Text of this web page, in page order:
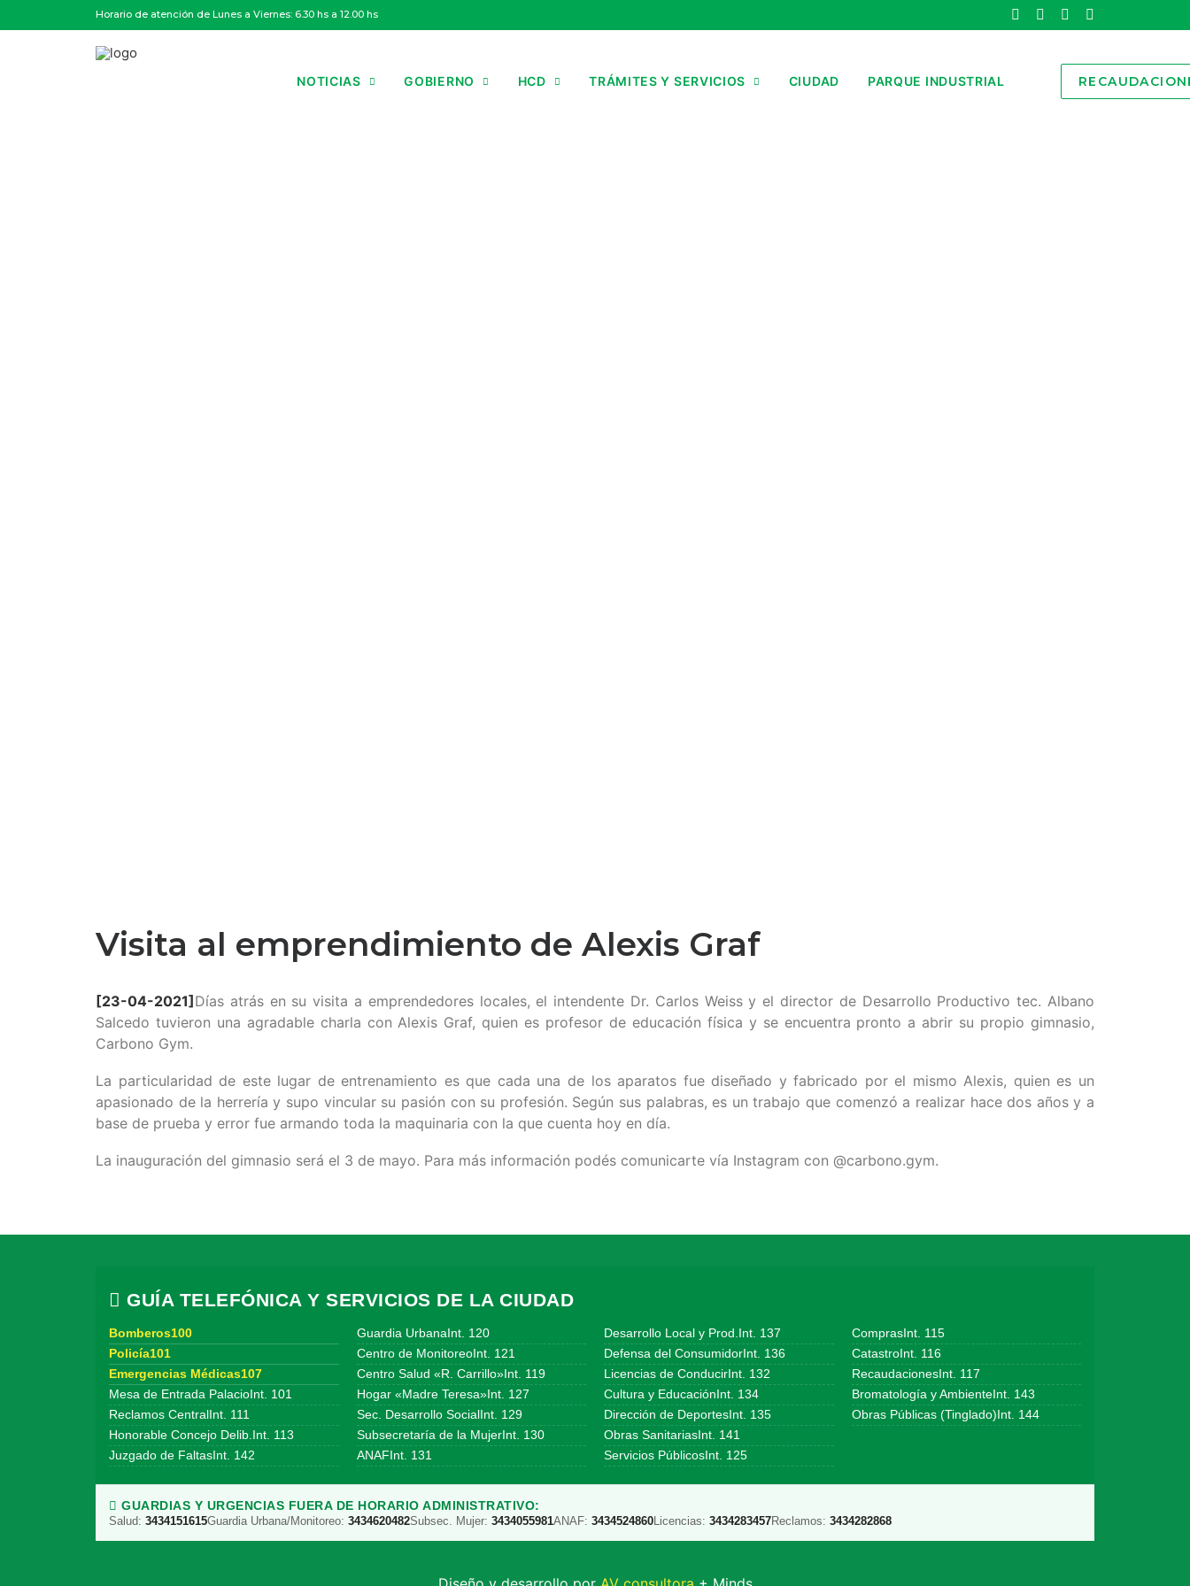
Horario de atención de Lunes a Viernes: 6.30 hs a 12.00 hs
NOTICIAS GOBIERNO HCD TRÁMITES Y SERVICIOS CIUDAD PARQUE INDUSTRIAL
Visita al emprendimiento de Alexis Graf
[23-04-2021] Días atrás en su visita a emprendedores locales, el intendente Dr. Carlos Weiss y el director de Desarrollo Productivo tec. Albano
Salcedo tuvieron una agradable charla con Alexis Graf, quien es profesor de educación física y se encuentra pronto a abrir su propio gimnasio,
Carbono Gym.
La particularidad de este lugar de entrenamiento es que cada una de los aparatos fue diseñado y fabricado por el mismo Alexis, quien es un
apasionado de la herrería y supo vincular su pasión con su profesión. Según sus palabras, es un trabajo que comenzó a realizar hace dos años y a
base de prueba y error fue armando toda la maquinaria con la que cuenta hoy en día.
La inauguración del gimnasio será el 3 de mayo. Para más información podés comunicarte vía Instagram con @carbono.gym.
GUÍA TELEFÓNICA Y SERVICIOS DE LA CIUDAD
Bomberos100
Policía101
Emergencias Médicas107
Mesa de Entrada PalacioInt. 101
Reclamos CentralInt. 111
Honorable Concejo Delib.Int. 113
Juzgado de FaltasInt. 142
Guardia UrbanaInt. 120
Centro de MonitoreoInt. 121
Centro Salud «R. Carrillo»Int. 119
Hogar «Madre Teresa»Int. 127
Sec. Desarrollo SocialInt. 129
Subsecretaría de la MujerInt. 130
ANAFInt. 131
Desarrollo Local y Prod.Int. 137
Defensa del ConsumidorInt. 136
Licencias de ConducirInt. 132
Cultura y EducaciónInt. 134
Dirección de DeportesInt. 135
Obras SanitariasInt. 141
Servicios PúblicosInt. 125
ComprasInt. 115
CatastroInt. 116
RecaudacionesInt. 117
Bromatología y AmbienteInt. 143
Obras Públicas (Tinglado)Int. 144
GUARDIAS Y URGENCIAS FUERA DE HORARIO ADMINISTRATIVO:
Salud: 3434151615Guardia Urbana/Monitoreo: 3434620482Subsec. Mujer: 3434055981ANAF: 3434524860Licencias: 3434283457Reclamos: 3434282868